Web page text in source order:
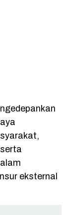
eksternal